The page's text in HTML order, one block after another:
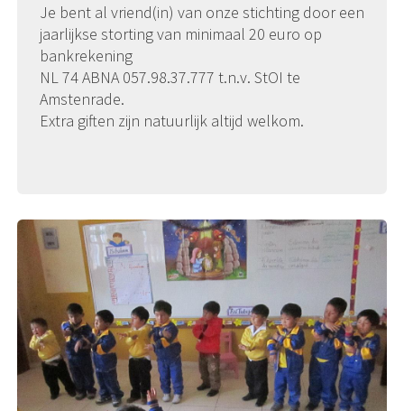
Je bent al vriend(in) van onze stichting door een
jaarlijkse storting van minimaal 20 euro op
bankrekening
NL 74 ABNA 057.98.37.777 t.n.v. StOI te
Amstenrade.
Extra giften zijn natuurlijk altijd welkom.